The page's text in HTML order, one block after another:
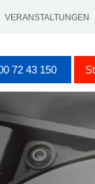
VERANSTALTUNGEN
72 43 150